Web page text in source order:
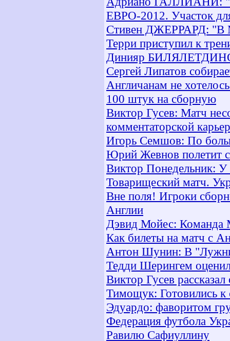
ЕВРО-2012. Участок
Стивен ДЖЕРРАРД: "В
Терри приступил к
Динияр
Сергей Липатов
Англичанам не
100 штук на сборную
Виктор Гусев: Матч
комментаторской
Игорь Семшов: По
Юрий Жевнов полетит
Виктор Понедельник: У
Товарищеский матч.
Вне поля! Игроки
Англии
Дэвид Мойес: Команда
Как билеты на матч с
Антон Шунин: В
Тедди Шерингем
Виктор Гусев
Тимощук: Готовились к
Эдуардо: фаворитом
Федерация футбола
Равилю Сафиуллину